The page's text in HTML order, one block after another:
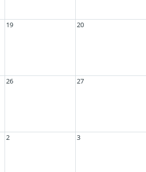
19 20
26 27
2 3